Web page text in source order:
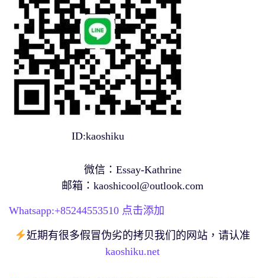
ID:kaoshiku
微信：Essay-Kathrine
邮箱： kaoshicool@outlook.com
Whatsapp:+85244553510 点击添加
近期有很多假冒伪劣的拷贝我们的网站，请认准
kaoshiku.net